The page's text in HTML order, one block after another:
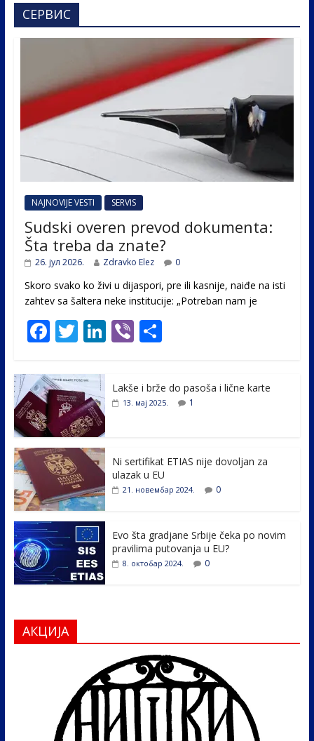
СЕРВИС
NAJNOVIJE VESTI SERVIS
Sudski overen prevod dokumenta:
Šta treba da znate?
26. јул 2026. Zdravko Elez 0
Skoro svako ko živi u dijaspori, pre ili kasnije, naiđe na isti
zahtev sa šaltera neke institucije: „Potreban nam je
F
e
b
o
o
k
T
itt
er
Li
e
Vi
er
S
ar
e
Lakše i brže do pasoša i lične karte
13. мај 2025. 1
Ni sertifikat ETIAS nije dovoljan za
ulazak u EU
21. новембар 2024. 0
Evo šta gradjane Srbije čeka po novim
pravilima putovanja u EU?
8. октобар 2024. 0
АКЦИЈА